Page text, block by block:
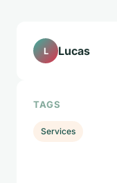
L Lucas
TAGS
Services